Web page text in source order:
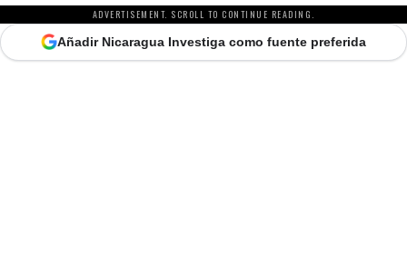
ADVERTISEMENT. SCROLL TO CONTINUE READING.
Añadir Nicaragua Investiga como fuente preferida